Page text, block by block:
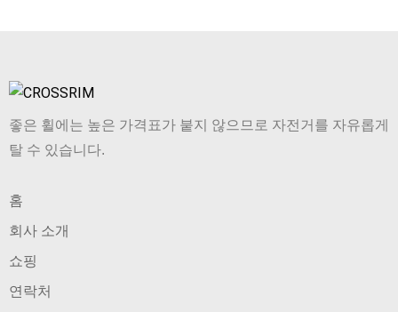
좋은 휠에는 높은 가격표가 붙지 않으므로 자전거를 자유롭게
탈 수 있습니다.
홈
회사 소개
쇼핑
연락처